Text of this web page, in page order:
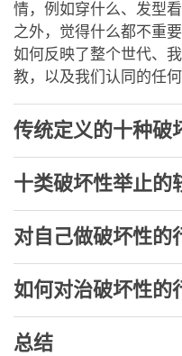
情，例如穿什么、发型
之外，觉得什么都不重
如何反映了整个世代、
教，以及我们认同的任
传统定义的十种破
十类破坏性举止的
对自己做破坏性的
如何对治破坏性的
总结